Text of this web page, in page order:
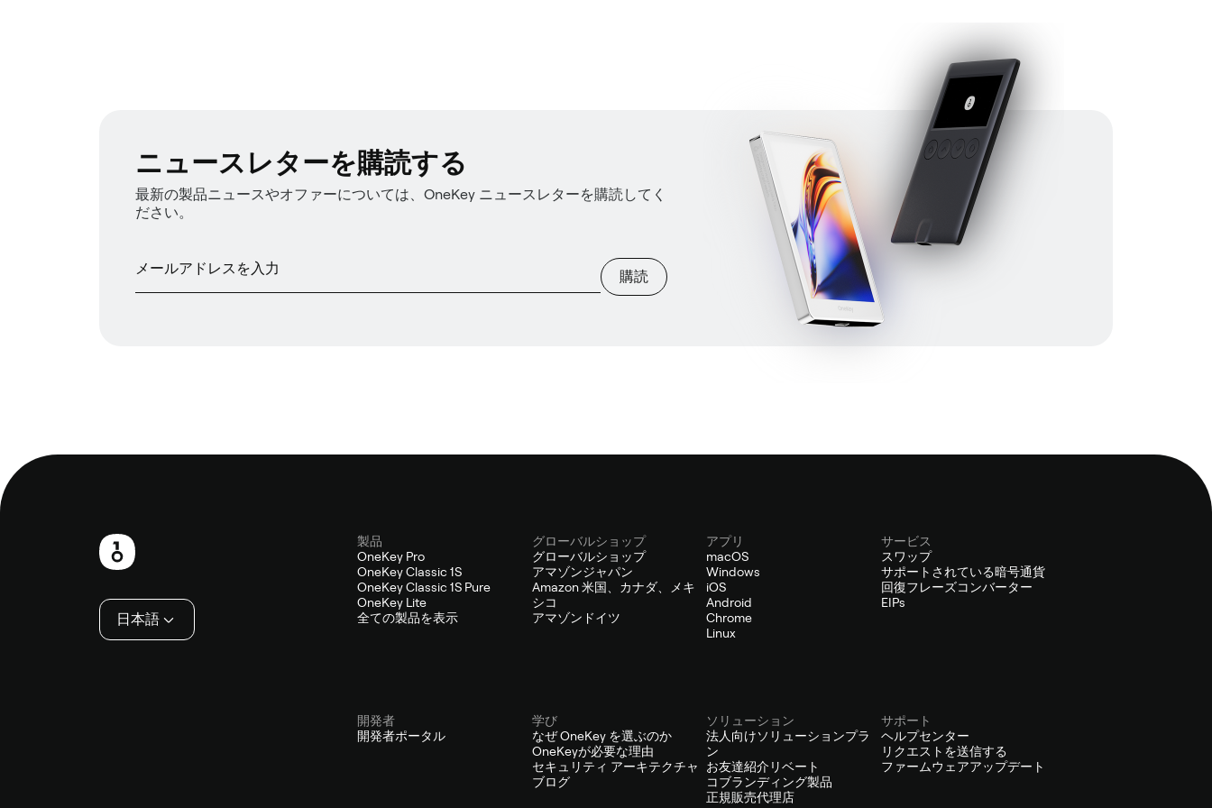
ニュースレターを購読する
最新の製品ニュースやオファーについては、OneKey ニュースレターを購読してく
ださい。
購読
日本語
製品
OneKey Pro
OneKey Classic 1S
OneKey Classic 1S Pure
OneKey Lite
全ての製品を表示
グローバルショップ
グローバルショップ
アマゾンジャパン
Amazon 米国、カナダ、メキ
シコ
アマゾンドイツ
アプリ
macOS
Windows
iOS
Android
Chrome
Linux
サービス
スワップ
サポートされている暗号通貨
回復フレーズコンバーター
EIPs
開発者
開発者ポータル
学び
なぜ OneKey を選ぶのか
OneKeyが必要な理由
セキュリティ アーキテクチャ
ブログ
ソリューション
法人向けソリューションプラ
ン
お友達紹介リベート
コブランディング製品
正規販売代理店
サポート
ヘルプセンター
リクエストを送信する
ファームウェアアップデート